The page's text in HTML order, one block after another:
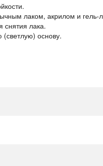
лаком, акрилом и гель-
снятия лака.
(светлую) основу.